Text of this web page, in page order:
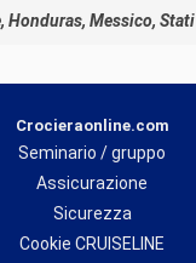
Honduras, Messico,
Crocieraonline.com
Seminario / gruppo
Assicurazione
Sicurezza
Cookie CRUISELINE